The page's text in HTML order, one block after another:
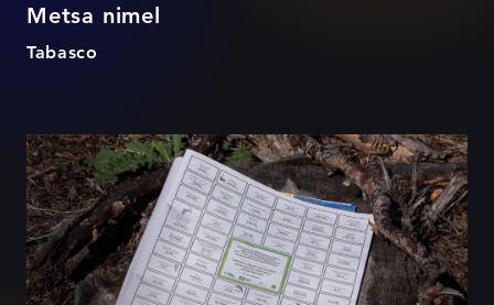
Metsa nimel
Tabasco
Metsa nimel